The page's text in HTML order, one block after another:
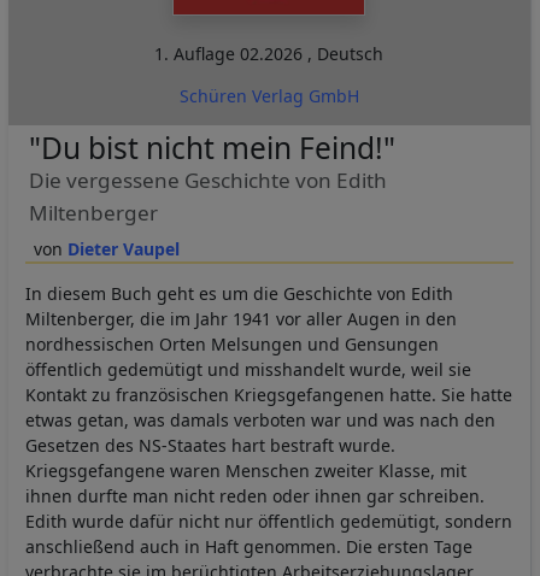
1. Auflage02.2026 , Deutsch
Schüren Verlag GmbH
Dieter Vaupel
"Du bist nicht mein Feind!"
Die vergessene Geschichte von Edith
Miltenberger
In diesem Buch geht es um die Geschichte von Edith
Miltenberger, die im Jahr 1941 vor aller Augen in den
nordhessischen Orten Melsungen und Gensungen
öffentlich gedemütigt und misshandelt wurde, weil sie
Kontakt zu französischen Kriegsgefangenen hatte. Sie hatte
etwas getan, was damals verboten war und was nach den
Gesetzen des NS-Staates hart bestraft wurde.
Kriegsgefangene waren Menschen zweiter Klasse, mit
ihnen durfte man nicht reden oder ihnen gar schreiben.
Edith wurde dafür nicht nur öffentlich gedemütigt, sondern
anschließend auch in Haft genommen. Die ersten Tage